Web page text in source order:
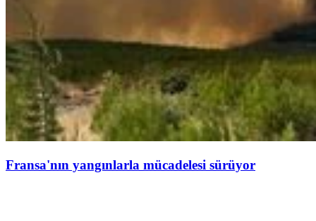
Fransa'nın yangınlarla mücadelesi sürüyor